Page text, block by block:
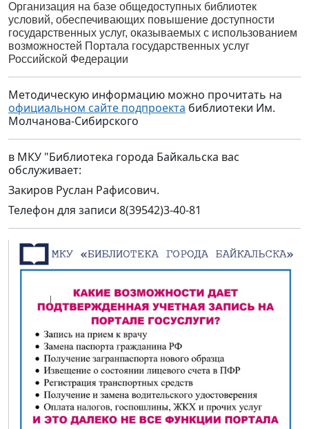
Организация на базе общедоступных библиотек
условий, обеспечивающих повышение доступности
государственных услуг, оказываемых с использованием
возможностей Портала государственных услуг
Российской Федерации
Методическую информацию можно прочитать на
официальном сайте подпроекта библиотеки Им.
Молчанова-Сибирского
в МКУ "Библиотека города Байкальска вас
обслуживает:
Закиров Руслан Рафисович.
Телефон для записи 8(39542)3-40-81